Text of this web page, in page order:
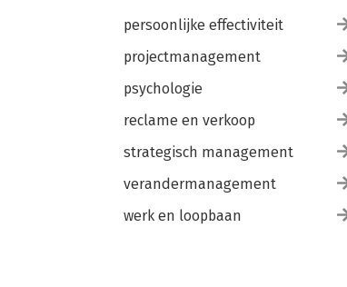
persoonlijke effectiviteit
projectmanagement
psychologie
reclame en verkoop
strategisch management
verandermanagement
werk en loopbaan